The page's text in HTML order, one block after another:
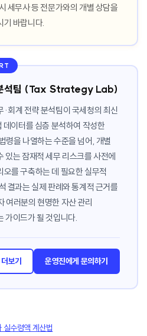
세무사 등 전문가와의 개별 상담을
기 바랍니다.
분석팀 (Tax Strategy Lab)
·회계 전략 분석팀이 국세청의 최신
이터를 심층 분석하여 작성한
령을 나열하는 수준을 넘어, 개별
있는 잠재적 세무 리스크를 사전에
를 구축하는 데 필요한 실무적
결과는 실제 판례와 통계적 근거를
여러분의 현명한 자산 관리
가이드가 될 것입니다.
보기 운영진에게 문의하기
수령액 계산법